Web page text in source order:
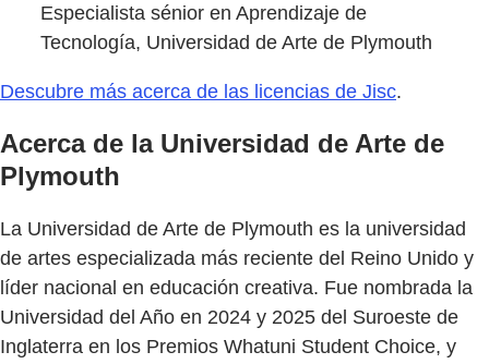
Especialista sénior en Aprendizaje de
Tecnología, Universidad de Arte de Plymouth
Descubre más acerca de las licencias de Jisc.
Acerca de la Universidad de Arte de
Plymouth
La Universidad de Arte de Plymouth es la universidad
de artes especializada más reciente del Reino Unido y
líder nacional en educación creativa. Fue nombrada la
Universidad del Año en 2024 y 2025 del Suroeste de
Inglaterra en los Premios Whatuni Student Choice, y